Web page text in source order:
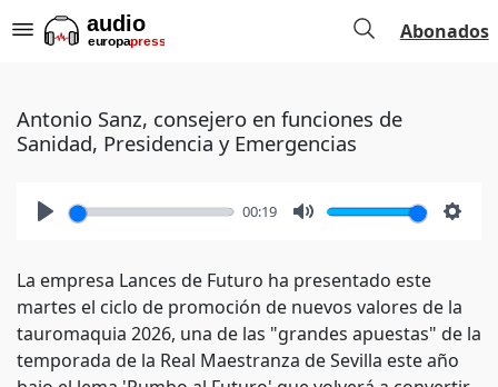
Abonados
Antonio Sanz, consejero en funciones de
Sanidad, Presidencia y Emergencias
00:19
La empresa Lances de Futuro ha presentado este
martes el ciclo de promoción de nuevos valores de la
tauromaquia 2026, una de las "grandes apuestas" de la
temporada de la Real Maestranza de Sevilla este año